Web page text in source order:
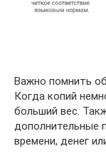
Важно помнить
Когда копий
больший вес.
дополнительные
времени, денег